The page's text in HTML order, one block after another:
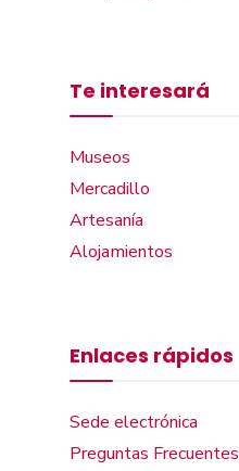
Te interesará
Museos
Mercadillo
Artesanía
Alojamientos
Enlaces rápidos
Sede electrónica
Preguntas Frecuentes